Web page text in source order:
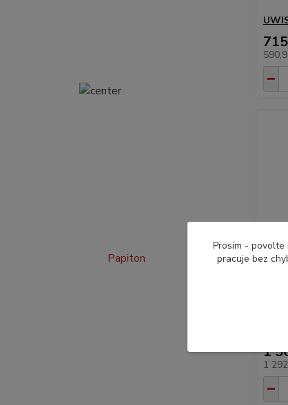
Papiton
1
1
Prosím - povolte
pracuje bez